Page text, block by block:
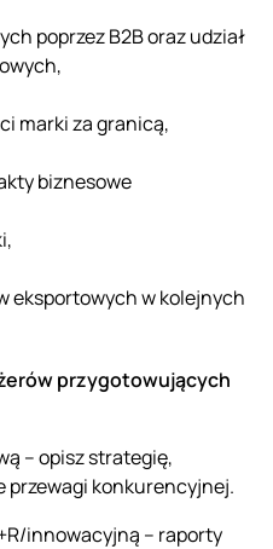
poprzez B2B oraz udział
marki za granicą,
biznesowe
eksportowych w kolejnych
przygotowujących
– opisz strategię,
przewagi konkurencyjnej.
innowacyjną – raporty